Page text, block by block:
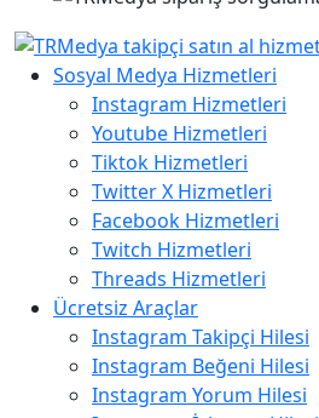
Sosyal Medya Hizmetleri
Instagram Hizmetleri
Youtube Hizmetleri
Tiktok Hizmetleri
Twitter X Hizmetleri
Facebook Hizmetleri
Twitch Hizmetleri
Threads Hizmetleri
Ücretsiz Araçlar
Instagram Takipçi Hilesi
Instagram Beğeni Hilesi
Instagram Yorum Hilesi